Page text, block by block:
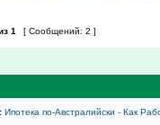
1 [ Сообщений: 2 ]
Ипотека по-Австралийски - Как